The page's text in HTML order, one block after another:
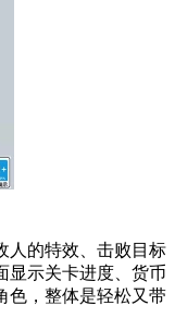
人的特效、击败目标
显示关卡进度、货币
色，整体是轻松又带